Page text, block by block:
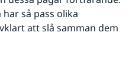
så pass olika
att slå samman dem